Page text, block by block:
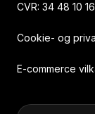
CVR: 34 48 10 16
Cookie- og
E-commerce